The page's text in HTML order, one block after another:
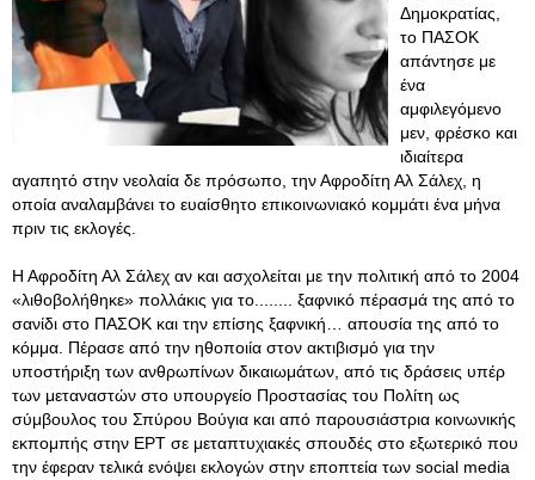
Δημοκρατίας,
το ΠΑΣΟΚ
απάντησε με
ένα
αμφιλεγόμενο
μεν, φρέσκο και
ιδιαίτερα
αγαπητό στην νεολαία δε πρόσωπο, την Αφροδίτη Αλ Σάλεχ, η
οποία αναλαμβάνει το ευαίσθητο επικοινωνιακό κομμάτι ένα μήνα
πριν τις εκλογές.
Η Αφροδίτη Αλ Σάλεχ αν και ασχολείται με την πολιτική από το 2004
«λιθοβολήθηκε» πολλάκις για το........ ξαφνικό πέρασμά της από το
σανίδι στο ΠΑΣΟΚ και την επίσης ξαφνική… απουσία της από το
κόμμα. Πέρασε από την ηθοποιία στον ακτιβισμό για την
υποστήριξη των ανθρωπίνων δικαιωμάτων, από τις δράσεις υπέρ
των μεταναστών στο υπουργείο Προστασίας του Πολίτη ως
σύμβουλος του Σπύρου Βούγια και από παρουσιάστρια κοινωνικής
εκπομπής στην ΕΡΤ σε μεταπτυχιακές σπουδές στο εξωτερικό που
την έφεραν τελικά ενόψει εκλογών στην εποπτεία των social media